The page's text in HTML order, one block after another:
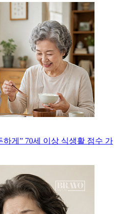
하게” 70세 이상 식생활 점수 가